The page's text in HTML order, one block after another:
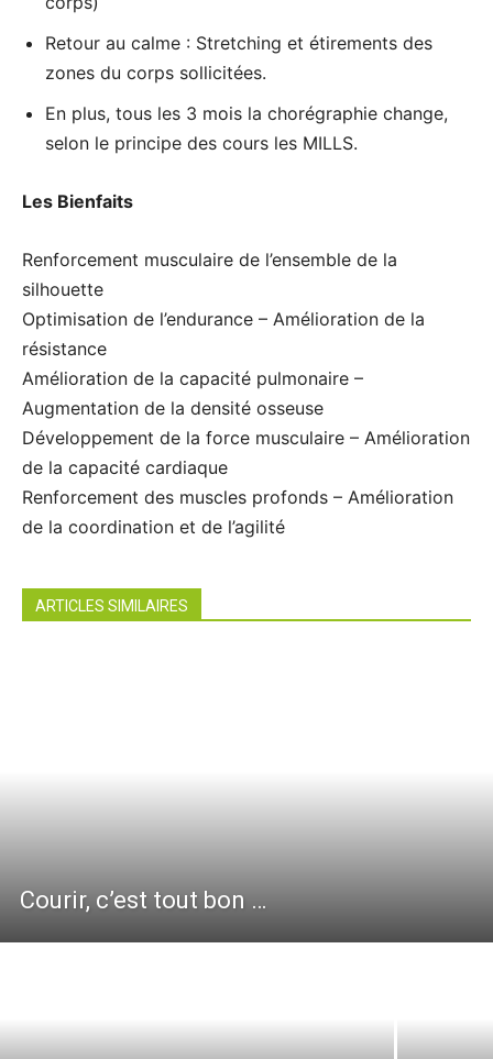
Retour au calme : Stretching et étirements des
zones du corps sollicitées.
En plus, tous les 3 mois la chorégraphie change,
selon le principe des cours les MILLS.
Les Bienfaits
Renforcement musculaire de l’ensemble de la
silhouette
Optimisation de l’endurance – Amélioration de la
résistance
Amélioration de la capacité pulmonaire –
Augmentation de la densité osseuse
Développement de la force musculaire – Amélioration
de la capacité cardiaque
Renforcement des muscles profonds – Amélioration
de la coordination et de l’agilité
ARTICLES SIMILAIRES
Courir, c’est tout bon …